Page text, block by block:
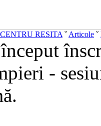
RESITA ˇArticole ˇ
-